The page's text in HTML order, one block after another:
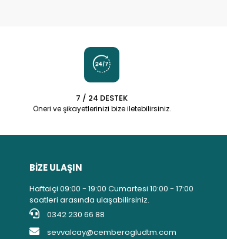
7 / 24 DESTEK
Öneri ve şikayetlerinizi bize iletebilirsiniz.
BİZE ULAŞIN
Haftaiçi 09:00 - 19:00 Cumartesi 10:00 - 17:00
saatleri arasında ulaşabilirsiniz.
0342 230 66 88
sevvalcay@cemberogludtm.com